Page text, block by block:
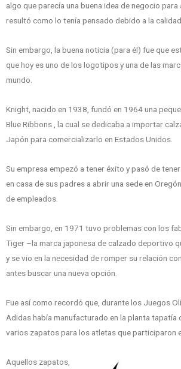
algo que parecía una buena idea de negocio
resultó como lo tenía pensado debido a la
Sin embargo, la buena noticia (para él) fue que
que hoy es uno de los logotipos y una de las
mundo.
Knight, nacido en 1938, fundó en 1964 una
Blue Ribbons , la cual se dedicaba a importar
Japón para comercializarlo en Estados Unidos.
Su empresa empezó a tener éxito y pasó de
en casa de sus padres a abrir una sede en
de empleados.
Sin embargo, en 1971 tuvo problemas con los
Tiger –la marca japonesa de calzado deportivo
y se vio en la necesidad de romper su relación
antes buscar una nueva opción.
Fue así como recordó que, durante los Juegos
Adidas había manufacturado en la planta tapatía
varios zapatos para los atletas que participaron
Aquellos zapatos,